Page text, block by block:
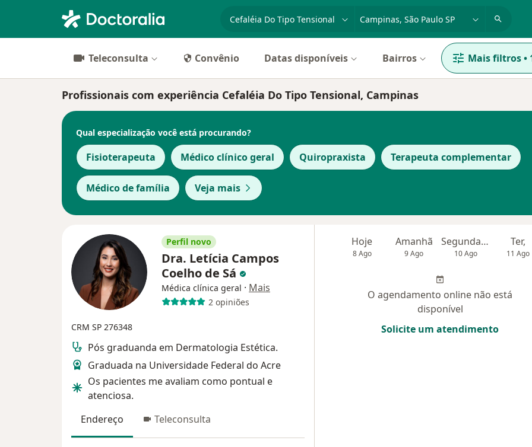
especialidade, doença ou nome
Teleconsulta Convênio Datas disponíveis Bairros Mais filtros•
Profissionais com experiência Cefaléia Do Tipo Tensional, Campinas
Qual especialização você está procurando?
Fisioterapeuta Médico clínico geral Quiropraxista Terapeuta complementar
Médico de família Veja mais
Perfil novo
Dra. Letícia Campos
Coelho de Sá
Médica clínica geral · Mais
2 opiniões
CRM SP 276348
Pós graduanda em Dermatologia Estética.
Graduada na Universidade Federal do Acre
Os pacientes me avaliam como pontual e
atenciosa.
Endereço
Teleconsulta
Hoje
8 Ago
Amanhã
9 Ago
Segunda-feira
10 Ago
Ter,
11 Ago
O agendamento online não está
disponível
Solicite um atendimento